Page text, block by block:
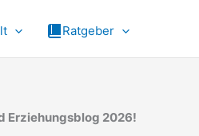
Ratgeber
Erziehungsblog 2026!